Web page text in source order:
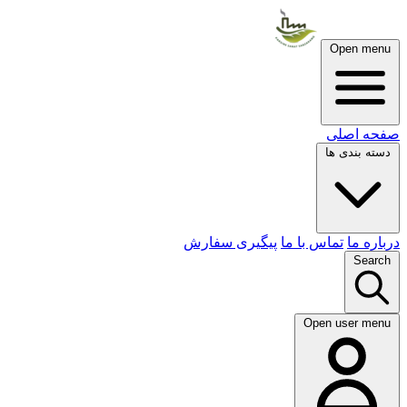
Open menu
صفحه اصلی
دسته بندی ها
درباره ما تماس با ما پیگیری سفارش
Search
Open user menu